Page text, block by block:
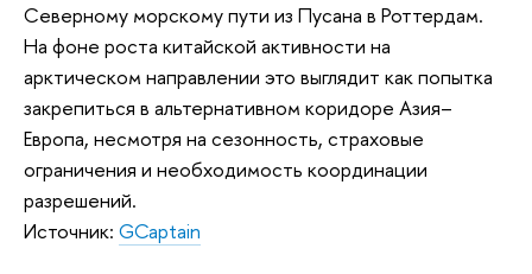
Северному морскому пути из Пусана в Роттердам.
На фоне роста китайской активности на
арктическом направлении это выглядит как попытка
закрепиться в альтернативном коридоре Азия–
Европа, несмотря на сезонность, страховые
ограничения и необходимость координации
разрешений.
Источник: GCaptain